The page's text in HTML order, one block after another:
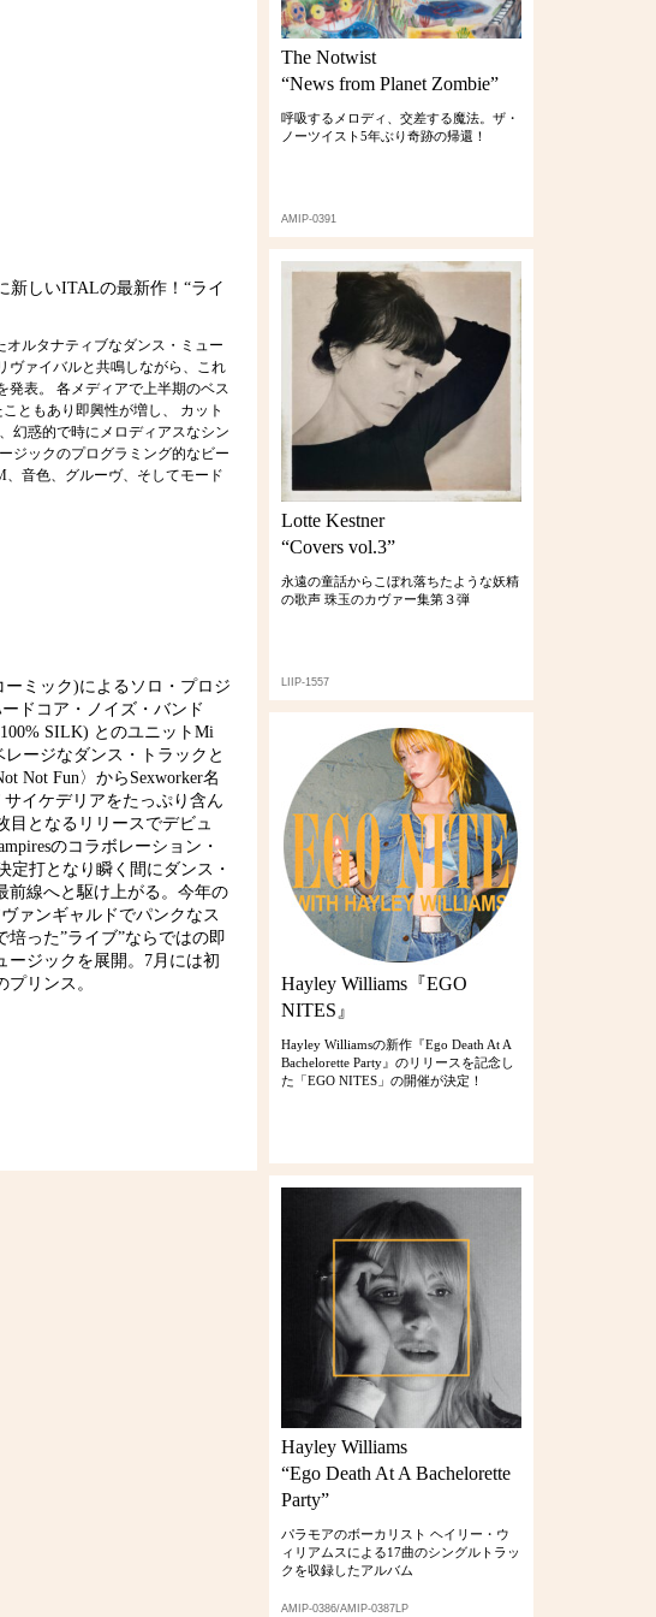
新しいITALの最新作！“ライ
ルタナティブなダンス・ミュー
ヴァイバルと共鳴しながら、これ
発表。 各メディアで上半期のベス
ともあり即興性が増し、 カット
幻惑的で時にメロディアスなシン
ジックのプログラミング的なビー
、音色、グルーヴ、そしてモード
ミック)によるソロ・プロジ
ドコア・ノイズ・バンド
SILK) とのユニットMi
ージなダンス・トラックと
Not Fun〉からSexworker名
イケデリアをたっぷり含ん
目となるリリースでデビュ
のコラボレーション・
定打となり瞬く間にダンス・
前線へと駆け上がる。今年の
ァンギャルドでパンクなス
った”ライブ”ならではの即
ジックを展開。7月には初
リンス。
The Notwist
“News from Planet Zombie”
呼吸するメロディ、交差する魔法。ザ・
ノーツイスト5年ぶり奇跡の帰還！
AMIP-0391
Lotte Kestner
“Covers vol.3”
永遠の童話からこぼれ落ちたような妖精
の歌声 珠玉のカヴァー集第３弾
LIIP-1557
Hayley Williams『EGO
NITES』
Hayley Williamsの新作『Ego Death At A
Bachelorette Party』のリリースを記念し
た「EGO NITES」の開催が決定！
Hayley Williams
“Ego Death At A Bachelorette
Party”
パラモアのボーカリスト ヘイリー・ウ
ィリアムスによる17曲のシングルトラッ
クを収録したアルバム
AMIP-0386/AMIP-0387LP